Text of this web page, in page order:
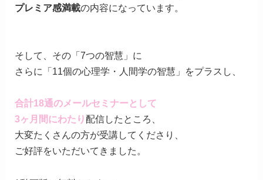
プレミア感満載の内容になっています。
そして、その「7つの智慧」に
さらに「11個の心理学・人間学の智慧」をプラスし、
合計18通のメールセミナーとして
3ヶ月間にわたり 配信したところ、
大変たくさんの方が受講してくださり、
ご好評をいただいてきました。